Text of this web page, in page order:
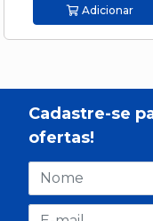
Adicionar
Cadastre-se
ofertas!